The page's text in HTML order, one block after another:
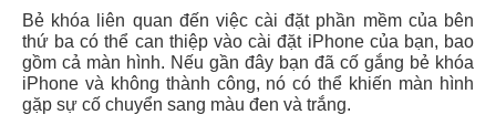
Bẻ khóa liên quan đến việc cài đặt phần mềm của bên
thứ ba có thể can thiệp vào cài đặt iPhone của bạn, bao
gồm cả màn hình. Nếu gần đây bạn đã cố gắng bẻ khóa
iPhone và không thành công, nó có thể khiến màn hình
gặp sự cố chuyển sang màu đen và trắng.